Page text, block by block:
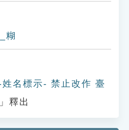
糊
名標示- 禁止改作 臺
」釋出